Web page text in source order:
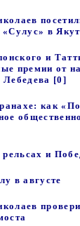
в
и
премии от
Лебедева [0]
как
и
в августе